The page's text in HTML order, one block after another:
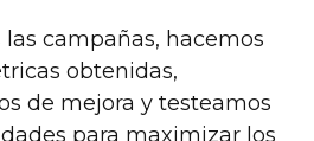
campañas, hacemos
obtenidas,
de mejora y testeamos
para maximizar los